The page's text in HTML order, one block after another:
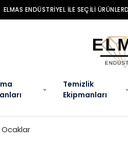
ELMAS ENDÜSTRIYEL ILE SEÇILI
Temizlik
Ekipmanları